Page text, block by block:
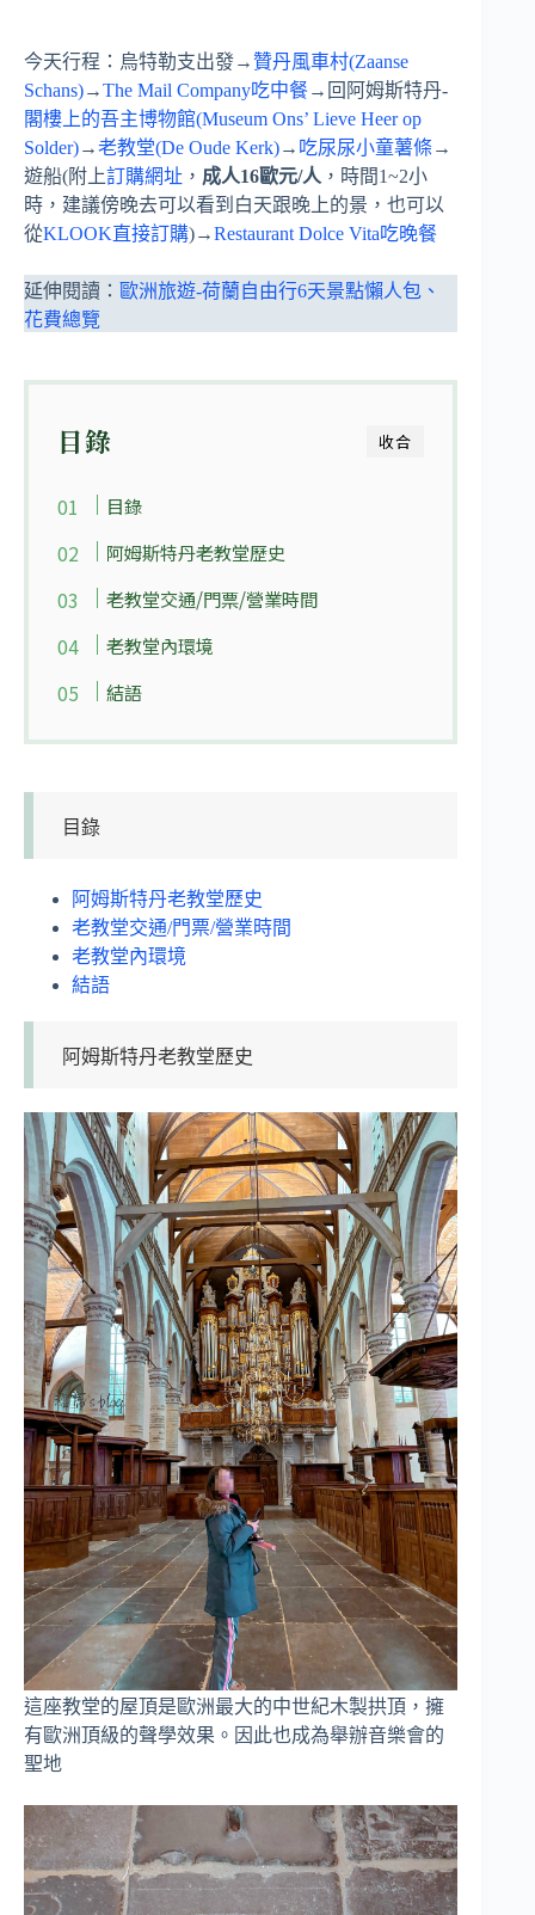
今天行程：烏特勒支出發→ 贊丹風車村(Zaanse
Schans)→The Mail Company吃中餐→回阿姆斯特丹-
閣樓上的吾主博物館(Museum Ons’ Lieve Heer op
Solder)→老教堂(De Oude Kerk)→ 吃尿尿小童薯條 →
遊船(附上訂購網址 ， 成人16歐元/人 ，時間1~2小
時，建議傍晚去可以看到白天跟晚上的景，也可以
從KLOOK直接訂購)→Restaurant Dolce Vita吃晚餐
延伸閱讀： 歐洲旅遊-荷蘭自由行6天景點懶人包、
花費總覽
收合
目錄
目錄
阿姆斯特丹老教堂歷史
老教堂交通/門票/營業時間
老教堂內環境
結語
目錄
阿姆斯特丹老教堂歷史
老教堂交通/門票/營業時間
老教堂內環境
結語
阿姆斯特丹老教堂歷史
這座教堂的屋頂是歐洲最大的中世紀木製拱頂，擁
有歐洲頂級的聲學效果。因此也成為舉辦音樂會的
聖地